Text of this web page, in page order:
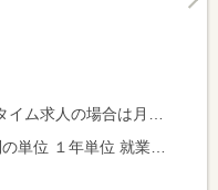
ト求人の場合は時間額を表示しています。